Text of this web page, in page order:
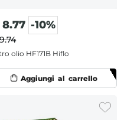
8.77 -10%
olio HF171B Hiflo